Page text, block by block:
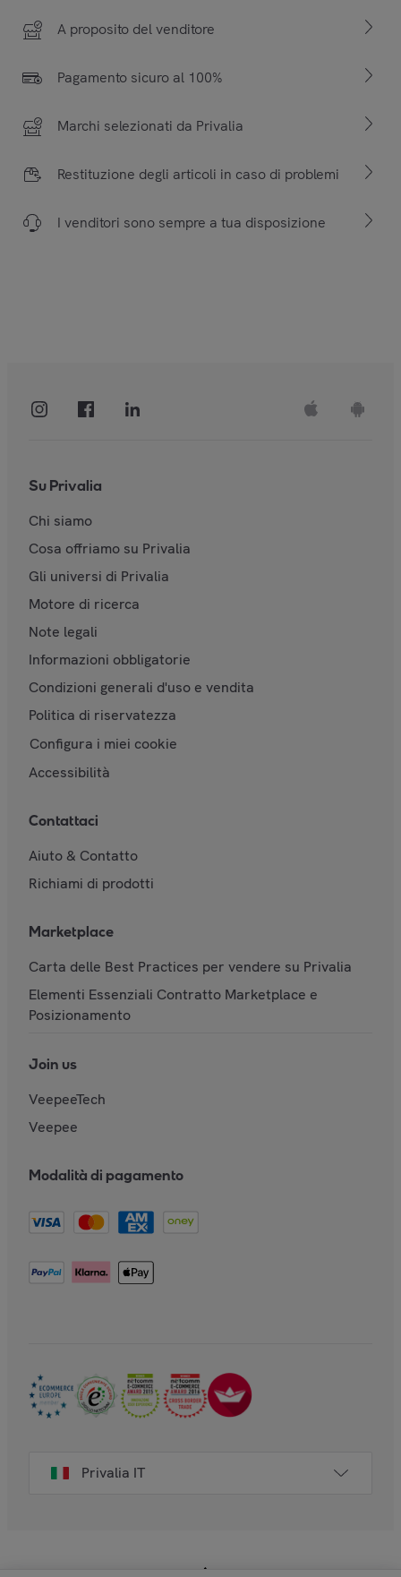
A proposito del venditore
Pagamento sicuro al 100%
Marchi selezionati da Privalia
Restituzione degli articoli in caso di problemi
I venditori sono sempre a tua disposizione
Su Privalia
Chi siamo
Cosa offriamo su Privalia
Gli universi di Privalia
Motore di ricerca
Note legali
Informazioni obbligatorie
Condizioni generali d'uso e vendita
Politica di riservatezza
Configura i miei cookie
Accessibilità
Contattaci
Aiuto & Contatto
Richiami di prodotti
Marketplace
Carta delle Best Practices per vendere su Privalia
Elementi Essenziali Contratto Marketplace e
Posizionamento
Join us
VeepeeTech
Veepee
Modalità di pagamento
Privalia IT